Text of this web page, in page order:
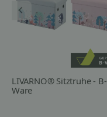
LIVARNO® Sitztruhe - B-
Ware